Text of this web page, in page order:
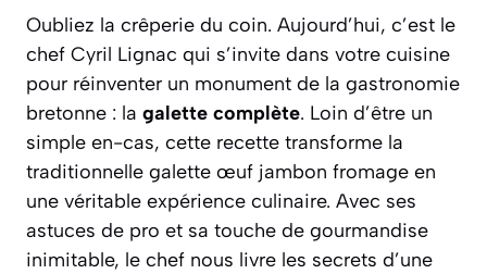
Oubliez la crêperie du coin. Aujourd’hui, c’est le
chef Cyril Lignac qui s’invite dans votre cuisine
pour réinventer un monument de la gastronomie
bretonne : la galette complète. Loin d’être un
simple en-cas, cette recette transforme la
traditionnelle galette œuf jambon fromage en
une véritable expérience culinaire. Avec ses
astuces de pro et sa touche de gourmandise
inimitable, le chef nous livre les secrets d’une